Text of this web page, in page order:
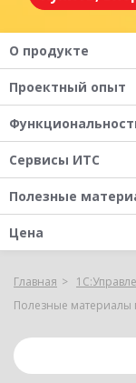
О продукте
Проектный опыт
Сервисы ИТС
Полезные
Цена
Главная
Полезные материалы